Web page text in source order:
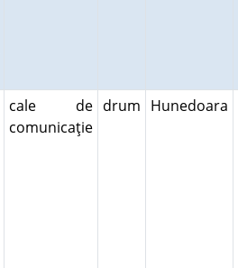
cale de
comunicaţie
drum Hunedoara